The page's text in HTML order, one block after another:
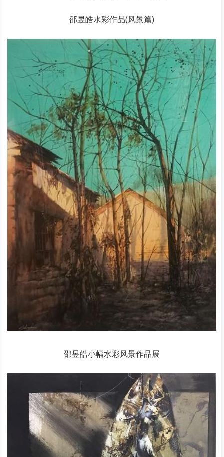
邵昱皓水彩作品(风景篇)
邵昱皓小幅水彩风景作品展